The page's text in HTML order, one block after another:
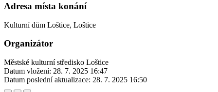
Adresa místa konání
Kulturní dům Loštice, Loštice
Organizátor
Městské kulturní středisko Loštice
Datum vložení: 28. 7. 2025 16:47
Datum poslední aktualizace: 28. 7. 2025 16:50